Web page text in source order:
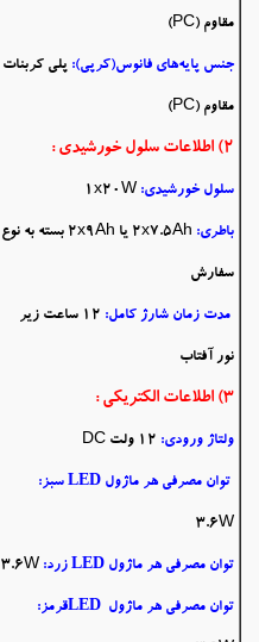
مقاوم (PC)
جنس پایه‌های فانوس(کرپی):پلی کربنات
مقاوم (PC)
2) اطلاعات سلول خورشیدی :
سلول خورشیدی: 1x20W
باطری: 2x7.5Ah یا 2x9Ah بسته به نوع
سفارش
مدت زمان شارژ کامل: 12 ساعت زیر
نور آفتاب
3) اطلاعات الکتریکی :
ولتاژ ورودی: 12 ولت DC
توان مصرفی هر ماژولLED سبز:
3.6W
توان مصرفی هر ماژولLED زرد:3.6W
توان مصرفی هر ماژولLEDقرمز: